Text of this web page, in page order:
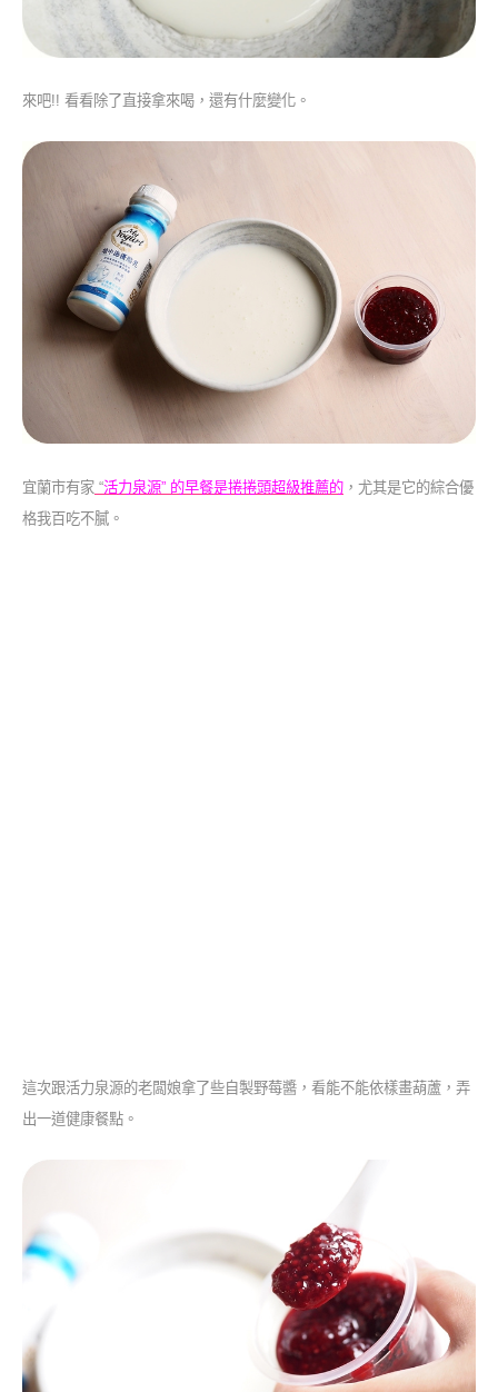
來吧!! 看看除了直接拿來喝，還有什麼變化。
宜蘭市有家 “活力泉源” 的早餐是捲捲頭超級推薦的 ，尤其是它的綜合優
格我百吃不膩。
這次跟活力泉源的老闆娘拿了些自製野莓醬，看能不能依樣畫葫蘆，弄
出一道健康餐點。